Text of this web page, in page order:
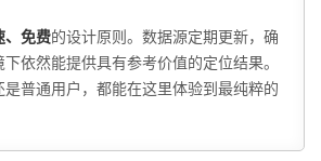
、免费的设计原则。数据源定期更新，确
依然能提供具有参考价值的定位结果。
普通用户，都能在这里体验到最纯粹的